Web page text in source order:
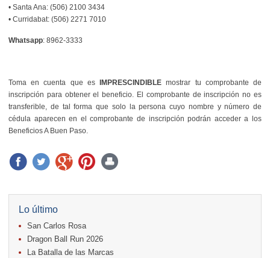
• Santa Ana: (506) 2100 3434
• Curridabat: (506) 2271 7010
Whatsapp: 8962-3333
Toma en cuenta que esIMPRESCINDIBLE mostrar tu comprobante de
inscripción para obtener el beneficio. El comprobante de inscripción no es
transferible, de tal forma que solo la persona cuyo nombre y número de
cédula aparecen en el comprobante de inscripción podrán acceder a los
Beneficios A Buen Paso.
Lo último
San Carlos Rosa
Dragon Ball Run 2026
La Batalla de las Marcas